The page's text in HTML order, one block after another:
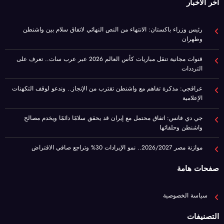
عراقجي: مذكرة تفاهم مع واشنطن تقترب من الإنجاز.. وندعو لوقف التكهنات
الإعلامية
جي دي فانس: اتفاق محتمل مع إيران قد يحقق سلامًا دائمًا ويخدم مصالح
واشنطن وحلفائها
موازنة مصر 2026/2027.. نمو الإيرادات 30% وتراجع صافي الاقتراض
صفحات هامة
سياسة الخصوصية
التصنيفات